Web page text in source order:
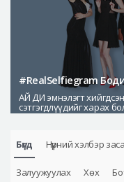
Ботокс , филлер
Галбиржуулах
Let Me In
Аюулгүй гоо сайхны мэс засал
Лавлах
#RealSelfiegram
АЙ ДИ эмнэлэгт
сэтгэгдлүүдийг харах
Бүгд Нүүрний хэлбэр
Залуужуулах Хөх